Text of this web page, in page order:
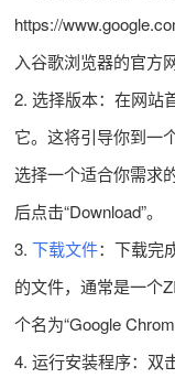
https://
入谷歌浏览器的官方
2. 选择版本：在网站
它。这将引导你到一
选择一个适合你需求
后点击“Download”。
3. 下载文件：下载完
的文件，通常是一个
个名为“Google
4. 运行安装程序：双